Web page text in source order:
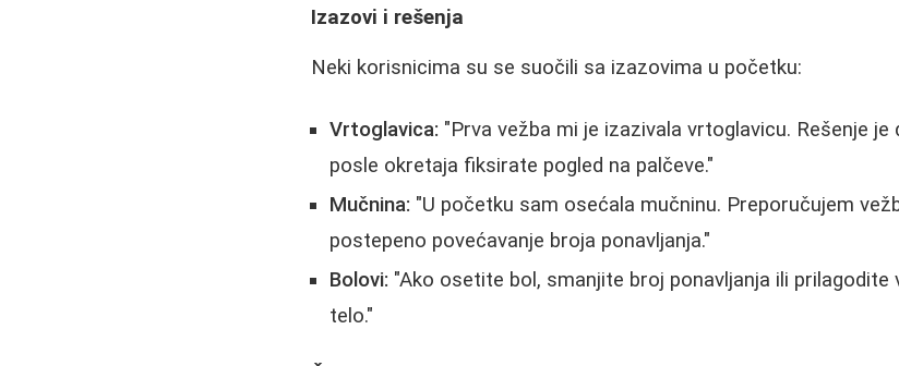
Izazovi i rešenja
Neki korisnicima su se suočili sa izazovima u početku:
Vrtoglavica: "Prva vežba mi je izazivala vrtoglavicu. Rešenje
posle okretaja fiksirate pogled na palčeve."
Mučnina: "U početku sam osećala mučninu. Preporučujem
postepeno povećavanje broja ponavljanja."
Bolovi: "Ako osetite bol, smanjite broj ponavljanja ili prilagodite
telo."